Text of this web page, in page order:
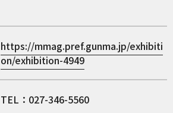
https://mmag.pref.gunma.jp/exhibiti
on/exhibition-4949
TEL：027-346-5560